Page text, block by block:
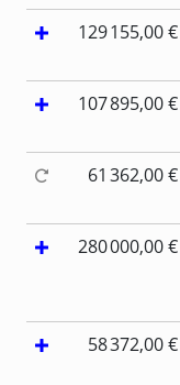
129 155,00 €
107 895,00 €
61 362,00 €
280 000,00 €
58 372,00 €